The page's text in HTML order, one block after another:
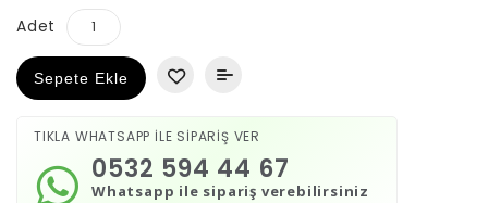
Adet
Sepete Ekle
TIKLA WHATSAPP İLE SİPARİŞ VER
Whatsapp ile sipariş verebilirsiniz
0532 594 44 67